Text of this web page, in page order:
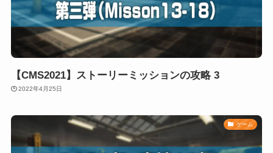
【CMS2021】ストーリーミッションの攻略 3
2022年4月25日
ゲーム